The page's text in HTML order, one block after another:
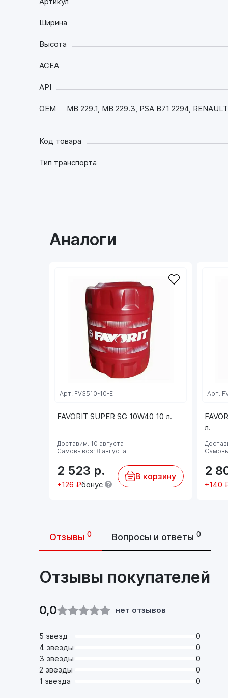
Ширина
Высота
ACEA
API
OEM
MB 229.1, MB 229.3, PSA B71 2294,
Код товара
Тип транспорта
Аналоги
FAVORIT SUPER SG 10W40 10 л.
Арт: FV3510-10-E
Доставим: 10 августа
Самовывоз: 8 августа
2 523 р.
+126 ₽бонус
В корзину
л.
Арт:
2
+140
Отзывы 0 Вопросы и ответы 0
Отзывы покупателей
0,0 нет отзывов
5 звезд
0
4 звезды
0
3 звезды
0
2 звезды
0
1 звезда
0